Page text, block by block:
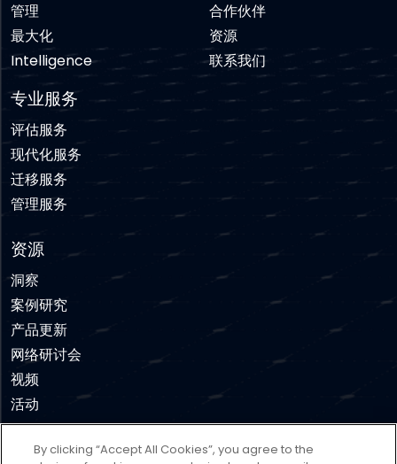
管理
最大化
Intelligence
专业服务
评估服务
现代化服务
迁移服务
管理服务
合作伙伴
资源
联系我们
资源
洞察
案例研究
产品更新
网络研讨会
视频
活动
By clicking “Accept All Cookies”, you agree to the